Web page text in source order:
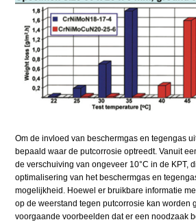
Om de invloed van beschermgas en tegengas
bepaald waar de putcorrosie optreedt. Vanuit
de verschuiving van ongeveer 10°C in de KPT,
optimalisering van het beschermgas en
mogelijkheid. Hoewel er bruikbare informatie
op de weerstand tegen putcorrosie kan worden
voorgaande voorbeelden dat er een noodzaak